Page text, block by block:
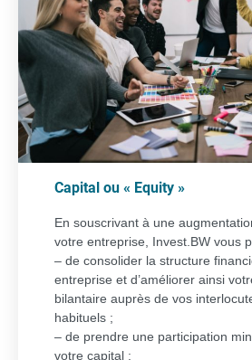
Capital ou « Equity »
En souscrivant à une
votre entreprise, Invest.BW vous
– de consolider la structure
entreprise et d’améliorer ainsi
bilantaire auprès de vos
habituels ;
– de prendre une participation
votre capital ;